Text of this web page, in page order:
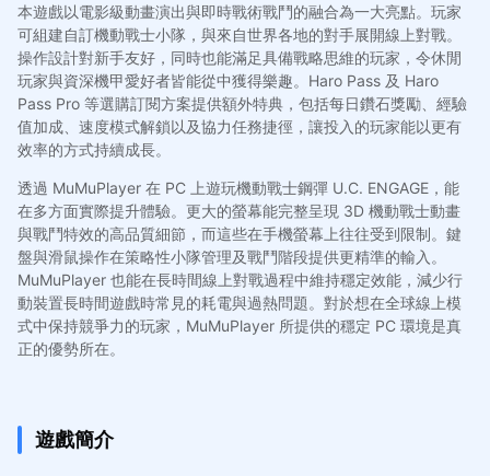
本遊戲以電影級動畫演出與即時戰術戰鬥的融合為一大亮點。玩家
可組建自訂機動戰士小隊，與來自世界各地的對手展開線上對戰。
操作設計對新手友好，同時也能滿足具備戰略思維的玩家，令休閒
玩家與資深機甲愛好者皆能從中獲得樂趣。Haro Pass 及 Haro
Pass Pro 等選購訂閱方案提供額外特典，包括每日鑽石獎勵、經驗
值加成、速度模式解鎖以及協力任務捷徑，讓投入的玩家能以更有
效率的方式持續成長。
透過 MuMuPlayer 在 PC 上遊玩機動戰士鋼彈 U.C. ENGAGE，能
在多方面實際提升體驗。更大的螢幕能完整呈現 3D 機動戰士動畫
與戰鬥特效的高品質細節，而這些在手機螢幕上往往受到限制。鍵
盤與滑鼠操作在策略性小隊管理及戰鬥階段提供更精準的輸入。
MuMuPlayer 也能在長時間線上對戰過程中維持穩定效能，減少行
動裝置長時間遊戲時常見的耗電與過熱問題。對於想在全球線上模
式中保持競爭力的玩家，MuMuPlayer 所提供的穩定 PC 環境是真
正的優勢所在。
遊戲簡介